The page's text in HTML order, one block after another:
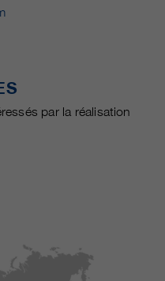
par la réalisation